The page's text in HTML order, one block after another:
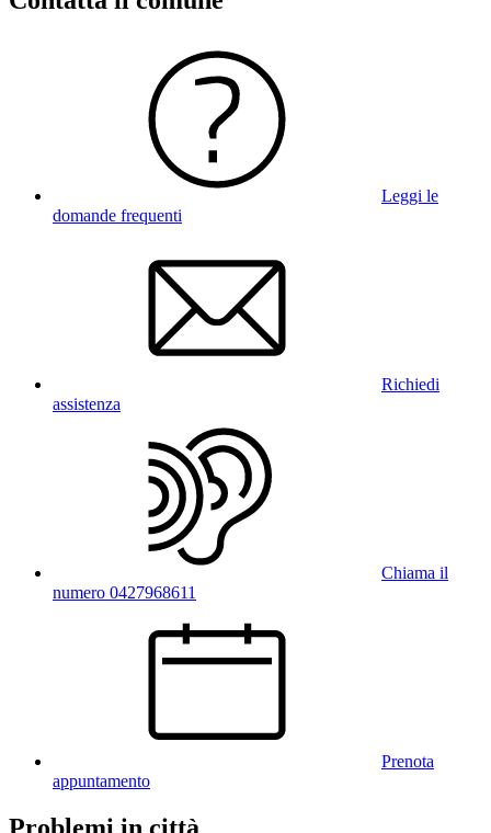
Leggi le
domande frequenti
Richiedi
assistenza
Chiama il
numero 0427968611
Prenota
appuntamento
Problemi in città